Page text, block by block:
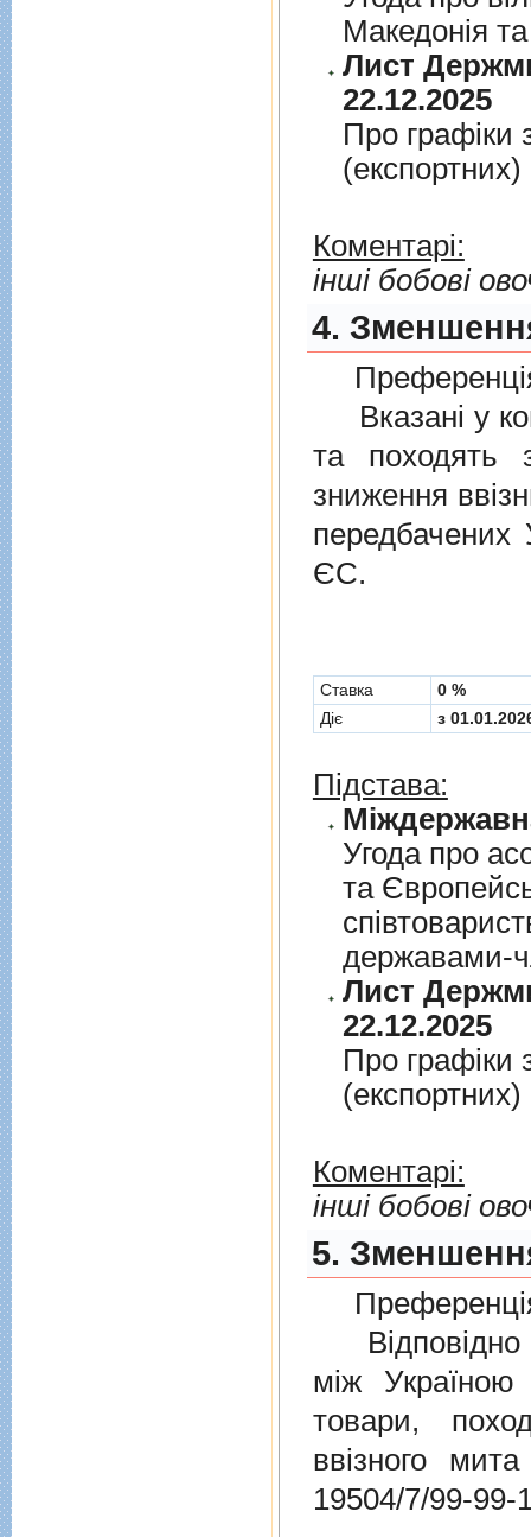
Македонiя
Лист
22.12.2025
Про графiки
Коментарі:
інші бобові
4.
Вказані у
та походять
зниження
передбачених
ЄС.
Cтавка
0 %
Діє
з
Підстава:
Угода про
та
державами-
Лист
22.12.2025
Про графiки
Коментарі:
інші бобові
5.
Відповідно
мiж Україною
товари,
ввізного
19504/7/99-99-